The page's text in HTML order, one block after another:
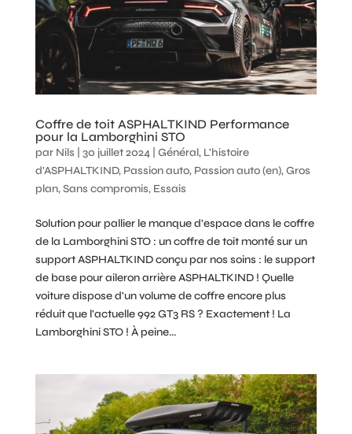
Coffre de toit ASPHALTKIND Performance
pour la Lamborghini STO
par Nils 30 juillet 2024| Général, L'histoire
d'ASPHALTKIND, Passion auto, Passion auto (en),Gros
plan,Sans compromis, Essais
Solution pour pallier le manque d'espace dans le coffre
de la Lamborghini STO : un coffre de toit monté sur un
support ASPHALTKIND conçu par nos soins : le support
de base pour aileron arrière ASPHALTKIND ! Quelle
voiture dispose d'un volume de coffre encore plus
réduit que l'actuelle 992 GT3 RS ? Exactement ! La
Lamborghini STO ! À peine...